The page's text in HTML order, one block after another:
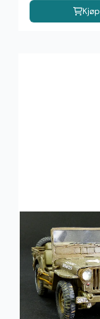
Kjøp